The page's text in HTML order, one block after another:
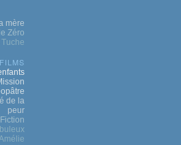
mère
Zéro
Tuche
de la
peur